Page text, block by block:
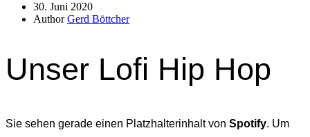
30. Juni 2020
AuthorGerd Böttcher
Unser Lofi Hip Hop
Sie sehen gerade einen Platzhalterinhalt von Spotify. Um